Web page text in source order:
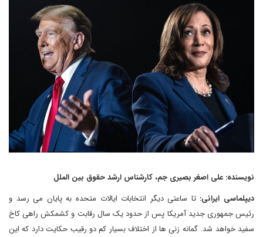
نویسنده: علی اصغر بصیری جم، کارشناس ارشد حقوق بین الملل
دیپلماسی ایرانی: تا ساعتی دیگر انتخابات ایالات متحده به پایان می رسد و
رئیس جمهوری جدید آمریکا پس از حدود یک سال رقابت و کشمکش راهی کاخ
سفید خواهد شد. گمانه زنی ها از اختلاف بسیار کم دو رقیب حکایت دارد که این